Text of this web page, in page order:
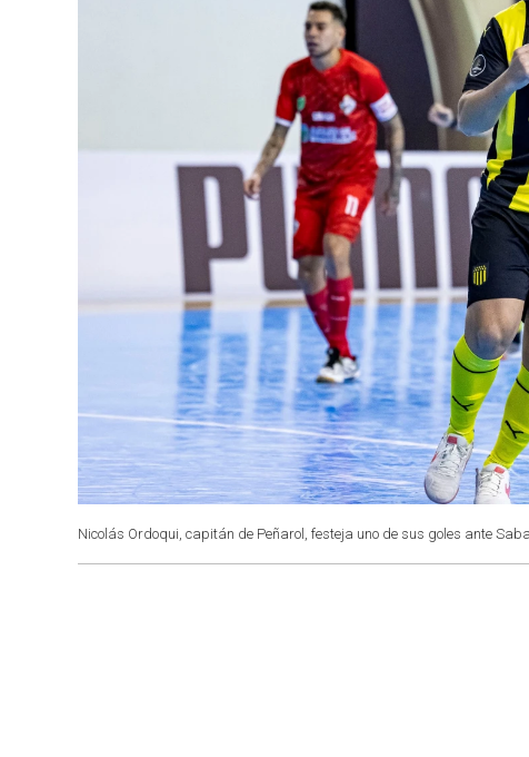
Nicolás Ordoqui, capitán de Peñarol, festeja uno de sus goles ante